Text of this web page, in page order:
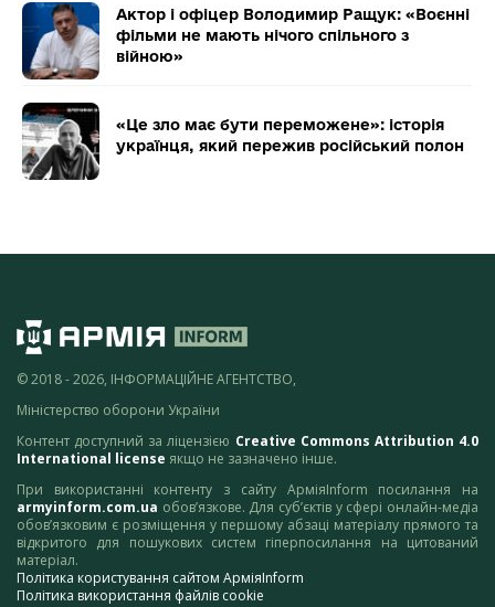
Актор і офіцер Володимир Ращук: «Воєнні
фільми не мають нічого спільного з
війною»
«Це зло має бути переможене»: історія
українця, який пережив російський полон
© 2018 - 2026, ІНФОРМАЦІЙНЕ АГЕНТСТВО,
Міністерство оборони України
Контент доступний за ліцензією Creative Commons Attribution 4.0
International license якщо не зазначено інше.
При використанні контенту з сайту АрміяInform посилання на
armyinform.com.ua обов’язкове. Для суб’єктів у сфері онлайн-медіа
обов’язковим є розміщення у першому абзаці матеріалу прямого та
відкритого для пошукових систем гіперпосилання на цитований
матеріал.
Політика користування сайтом АрміяInform
Політика використання файлів cookie